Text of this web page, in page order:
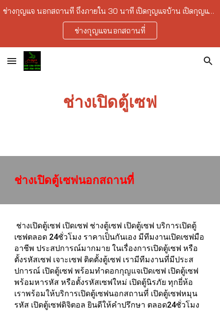
Skip to main content Skip to navigation
ช่างกุญแจ นอกสถานที่ ถึงภายใน 30 นาที เปิดกุญแจบ้าน เปิดกุญแจรถยนต์ เปิดกุญแจเซฟ ลืมกุญแจ ทำกุญแจ ราคาถูก บริการในเขตกรุงเทพ-ปริมณฑล
ช่างกุญแจนอกสถานที่
ช่างเปิดตู้เซฟ
ช่างเปิดตู้เซฟนอกสถานที่
ช่างเปิดตู้เซฟ เปิดเซฟ ช่างตู้เซฟ เปิดตู้เซฟ บริการเปิดตู้
เซฟตลอด 24ชั่วโมง ราคาเป็นกันเอง มีทีมงานเปิดเซฟมือ
อาชีพ ประสปการณ์มากมาย ในเรื่องการเปิดตู้เซฟ หรือ
ตั้งรหัสเซฟ เจาะเซฟ ติดตั้งตู้เซฟ เรามีทีมงานที่มีประส
ปการณ์ เปิดตู้เซฟ พร้อมทำดอกกุญแจเปิดเซฟ เปิดตู้เซฟ
พร้อมหารหัส หรือตั้งรหัสเซฟใหม่ เปิดตู้นิรภัย ทุกยี่ห้อ
เราพร้อมให้บริการเปิดตู้เซฟนอกสถานที่ เปิดตู้เซฟหมุน
รหัส เปิดตู้เซฟดิจิตอล ยินดีให้คำปรึกษา ตลอด24ชั่วโมง